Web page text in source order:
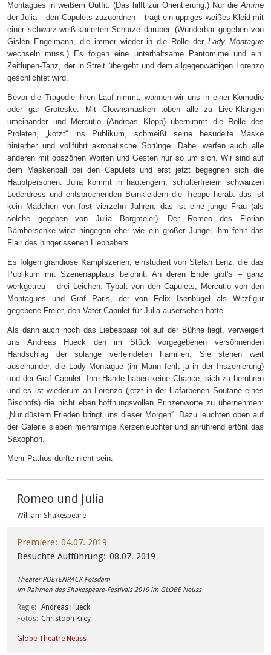
Montagues in weißem Outfit. (Das hilft zur Orientierung.) Nur die Amme
der Julia – den Capulets zuzuordnen – trägt ein üppiges weißes Kleid mit
einer schwarz-weiß-karierten Schürze darüber. (Wunderbar gegeben von
Gislén Engelmann, die immer wieder in die Rolle derLady Montague
wechseln muss.) Es folgen eine unterhaltsame Pantomime und ein
Zeitlupen-Tanz, der in Streit übergeht und dem allgegenwärtigen Lorenzo
geschlichtet wird.
Bevor die Tragödie ihren Lauf nimmt, wähnen wir uns in einer Komödie
oder gar Groteske. Mit Clownsmasken toben alle zu Live-Klängen
umeinander und Mercutio (Andreas Klopp) übernimmt die Rolle des
Proleten, „kotzt“ ins Publikum, schmeißt seine besudelte Maske
hinterher und vollführt akrobatische Sprünge. Dabei werfen auch alle
anderen mit obszönen Worten und Gesten nur so um sich. Wir sind auf
dem Maskenball bei den Capulets und erst jetzt begegnen sich die
Hauptpersonen: Julia kommt in hautengem, schulterfreiem schwarzen
Lederdress und entsprechenden Beinkleidern die Treppe herab: das ist
kein Mädchen von fastvierzehnJahren, das ist eine junge Frau (als
solche gegeben von Julia Borgmeier). Der Romeo des Florian
Bamborschke wirkt hingegen eher wie ein großer Junge, ihm fehlt das
Flair des hingerissenen Liebhabers.
Es folgen grandiose Kampfszenen, einstudiert von Stefan Lenz, die das
Publikum mit Szenenapplaus belohnt. An deren Ende gibt’s – ganz
werkgetreu – drei Leichen: Tybalt von den Capulets, Mercutio von den
Montagues und Graf Paris, der von Felix Isenbügel als Witzfigur
gegebene Freier, den Vater Capulet für Julia ausersehen hatte.
Als dann auch noch das Liebespaar tot auf der Bühne liegt, verweigert
uns Andreas Hueck den im Stück vorgegebenen versöhnenden
Handschlag der solange verfeindeten Familien: Sie stehen weit
auseinander, die Lady Montague (ihr Mann fehlt ja in der Inszenierung)
und der Graf Capulet. Ihre Hände haben keine Chance, sich zu berühren
und es ist wiederum an Lorenzo (jetzt in der lilafarbenen Soutane eines
Bischofs) die nicht eben hoffnungsvollen Prinzenworte zu übernehmen:
„Nur düstern Frieden bringt uns dieser Morgen“. Dazu leuchten oben auf
der Galerie sieben mehrarmige Kerzenleuchter und anrührend ertönt das
Saxophon.
Mehr Pathos dürfte nicht sein.
Romeo und Julia
William Shakespeare
Premiere 04.07. 2019
Besuchte Aufführung 08.07. 2019
Theater POETENPACK Potsdam
im Rahmen des Shakespeare-Festivals 2019 im GLOBE Neuss
Regie
Andreas Hueck
Fotos
Christoph Krey
Globe Theatre Neuss